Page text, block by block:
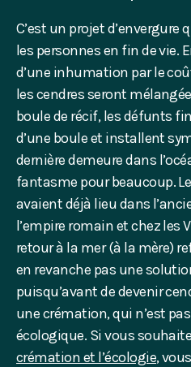
C’est un projet
les personnes en fin de vie.
d’une inhumation par le
les cendres seront
boule de récif, les défunts
d’une boule et installent
dernière demeure dans
fantasme pour beaucoup.
avaient déjà lieu dans
l’empire romain et chez les
retour à la mer (à la mère)
en revanche pas une
puisqu’avant de devenir
une crémation, qui n’est
écologique. Si vous
crémation et l’écologie,